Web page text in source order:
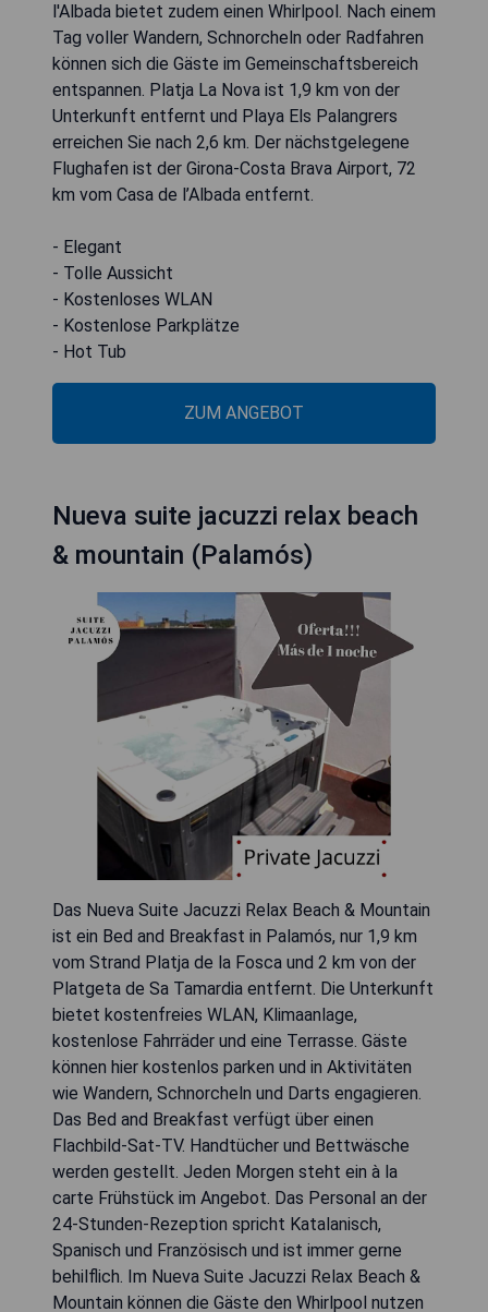
l'Albada bietet zudem einen Whirlpool. Nach einem
Tag voller Wandern, Schnorcheln oder Radfahren
können sich die Gäste im Gemeinschaftsbereich
entspannen. Platja La Nova ist 1,9 km von der
Unterkunft entfernt und Playa Els Palangrers
erreichen Sie nach 2,6 km. Der nächstgelegene
Flughafen ist der Girona-Costa Brava Airport, 72
km vom Casa de l’Albada entfernt.
- Elegant
- Tolle Aussicht
- Kostenloses WLAN
- Kostenlose Parkplätze
- Hot Tub
ZUM ANGEBOT
Nueva suite jacuzzi relax beach
& mountain (Palamós)
Das Nueva Suite Jacuzzi Relax Beach & Mountain
ist ein Bed and Breakfast in Palamós, nur 1,9 km
vom Strand Platja de la Fosca und 2 km von der
Platgeta de Sa Tamardia entfernt. Die Unterkunft
bietet kostenfreies WLAN, Klimaanlage,
kostenlose Fahrräder und eine Terrasse. Gäste
können hier kostenlos parken und in Aktivitäten
wie Wandern, Schnorcheln und Darts engagieren.
Das Bed and Breakfast verfügt über einen
Flachbild-Sat-TV. Handtücher und Bettwäsche
werden gestellt. Jeden Morgen steht ein à la
carte Frühstück im Angebot. Das Personal an der
24-Stunden-Rezeption spricht Katalanisch,
Spanisch und Französisch und ist immer gerne
behilflich. Im Nueva Suite Jacuzzi Relax Beach &
Mountain können die Gäste den Whirlpool nutzen